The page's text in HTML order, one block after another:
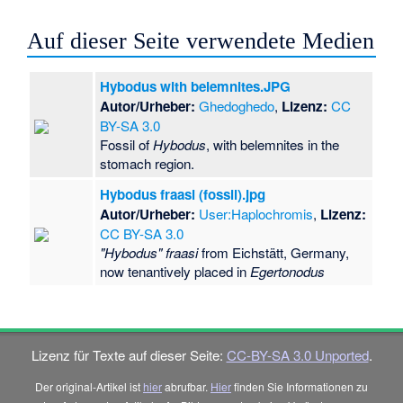
Auf dieser Seite verwendete Medien
Hybodus with belemnites.JPG
Autor/Urheber: Ghedoghedo, Lizenz: CC
BY-SA 3.0
Fossil ofHybodus, with belemnites in the
stomach region.
Hybodus fraasi (fossil).jpg
Autor/Urheber: User:Haplochromis, Lizenz:
CC BY-SA 3.0
"Hybodus" fraasifrom Eichstätt, Germany,
now tenantively placed in Egertonodus
Lizenz für Texte auf dieser Seite: CC-BY-SA 3.0 Unported.
Der original-Artikel ist hierabrufbar. Hierfinden Sie Informationen zu